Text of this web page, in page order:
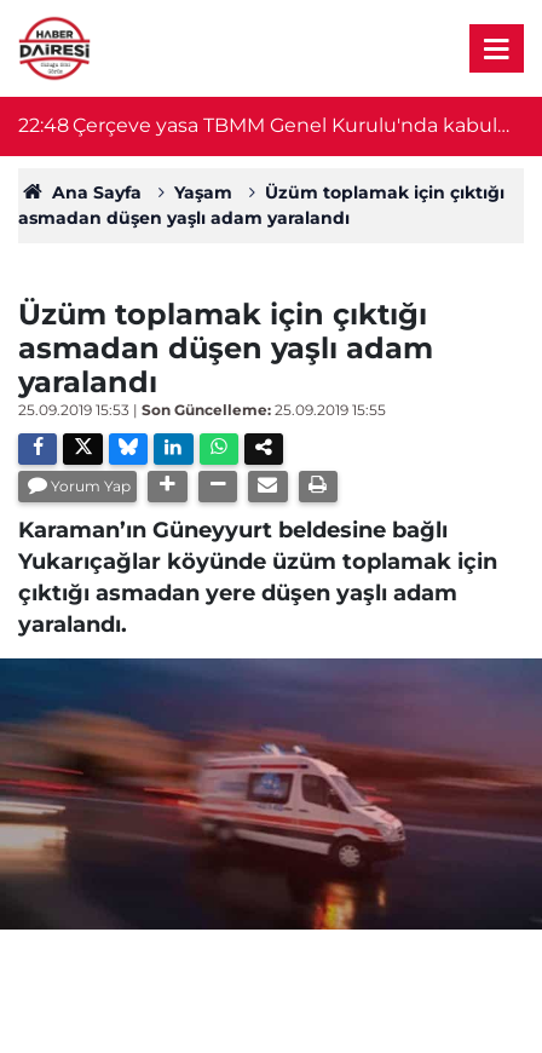
22:48Çerçeve yasa TBMM Genel Kurulu'nda kabul
edildi
Ana Sayfa Yaşam
Üzüm toplamak için çıktığı
asmadan düşen yaşlı adam yaralandı
Üzüm toplamak için çıktığı
asmadan düşen yaşlı adam
yaralandı
25.09.2019 15:53 | Son Güncelleme: 25.09.2019 15:55
Yorum Yap
Karaman’ın Güneyyurt beldesine bağlı
Yukarıçağlar köyünde üzüm toplamak için
çıktığı asmadan yere düşen yaşlı adam
yaralandı.